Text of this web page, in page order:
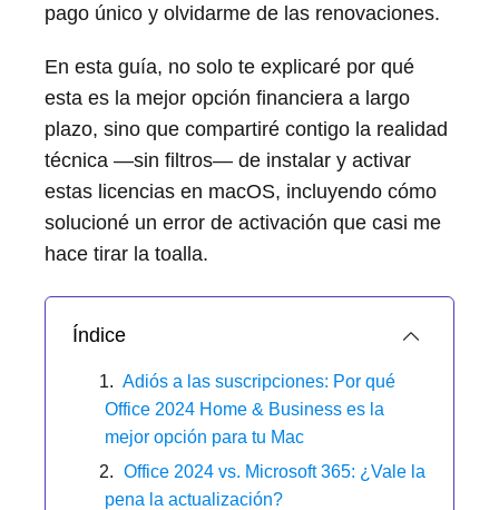
pago único y olvidarme de las renovaciones.
En esta guía, no solo te explicaré por qué
esta es la mejor opción financiera a largo
plazo, sino que compartiré contigo la realidad
técnica —sin filtros— de instalar y activar
estas licencias en macOS, incluyendo cómo
solucioné un error de activación que casi me
hace tirar la toalla.
Índice
Adiós a las suscripciones: Por qué
Office 2024 Home & Business es la
mejor opción para tu Mac
Office 2024 vs. Microsoft 365: ¿Vale la
pena la actualización?